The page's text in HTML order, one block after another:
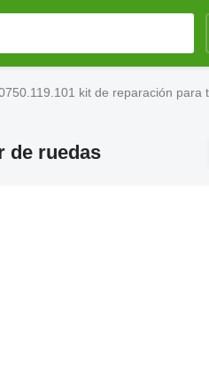
kit de reparación para
de ruedas